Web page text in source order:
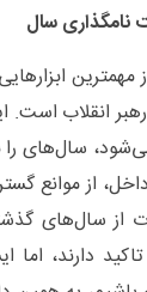
نامگذاری سال
مهمترین
انقلاب است.
سال‌های را
از سال‌های
تاکید دارند،